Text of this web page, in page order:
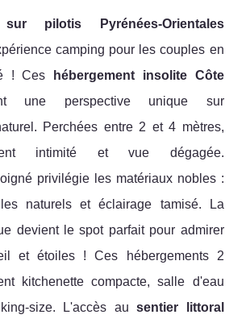
pilotis Pyrénées-Orientales
camping pour les couples en
! Ces
hébergement insolite Côte
une perspective unique sur
Perchées entre 2 et 4 mètres,
intimité et vue dégagée.
privilégie les matériaux nobles :
naturels et éclairage tamisé. La
devient le spot parfait pour admirer
et étoiles ! Ces hébergements 2
kitchenette compacte, salle d'eau
size. L'accès ausentier littoral